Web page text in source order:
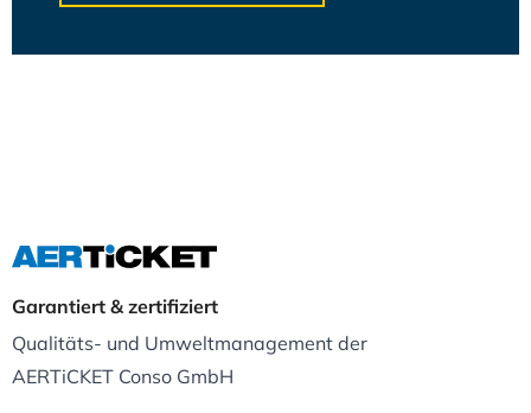
Garantiert & zertifiziert
Qualitäts- und Umweltmanagement der
AERTiCKET Conso GmbH